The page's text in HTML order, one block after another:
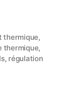
thermique,
thermique,
, régulation